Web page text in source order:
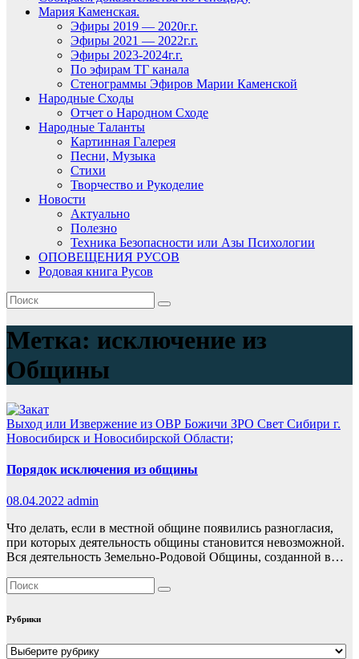
Мария Каменская.
Эфиры 2019 — 2020г.г.
Эфиры 2021 — 2022г.г.
Эфиры 2023-2024г.г.
По эфирам ТГ канала
Стенограммы Эфиров Марии Каменской
Народные Сходы
Отчет о Народном Сходе
Народные Таланты
Картинная Галерея
Песни, Музыка
Стихи
Творчество и Рукоделие
Новости
Актуально
Полезно
Техника Безопасности или Азы Психологии
ОПОВЕЩЕНИЯ РУСОВ
Родовая книга Русов
Метка: исключение из
Общины
Выход или Извержение из ОВР Божичи ЗРО Свет Сибири г.
Новосибирск и Новосибирской Области;
Порядок исключения из общины
08.04.2022 admin
Что делать, если в местной общине появились разногласия,
при которых деятельность общины становится невозможной.
Вся деятельность Земельно-Родовой Общины, созданной в…
Рубрики
Рубрики